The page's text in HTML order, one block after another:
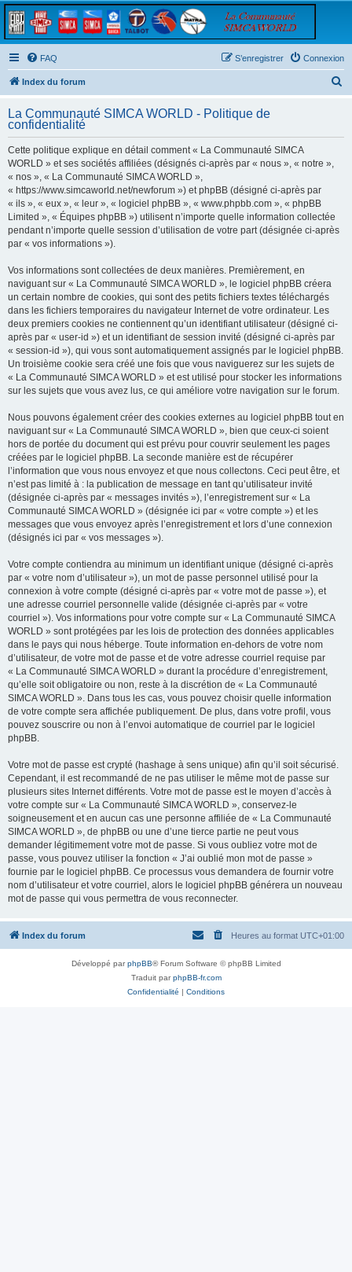
FAQ Connexion
S’enregistrer
Index du forum
h
La Communauté SIMCA WORLD - Politique de
confidentialité
Cette politique explique en détail comment « La Communauté SIMCA
WORLD » et ses sociétés affiliées (désignés ci-après par « nous », « notre »,
« nos », « La Communauté SIMCA WORLD »,
« https://www.simcaworld.net/newforum ») et phpBB (désigné ci-après par
« ils », « eux », « leur », « logiciel phpBB », « www.phpbb.com », « phpBB
Limited », « Équipes phpBB ») utilisent n’importe quelle information collectée
pendant n’importe quelle session d’utilisation de votre part (désignée ci-après
par « vos informations »).
Vos informations sont collectées de deux manières. Premièrement, en
naviguant sur « La Communauté SIMCA WORLD », le logiciel phpBB créera
un certain nombre de cookies, qui sont des petits fichiers textes téléchargés
dans les fichiers temporaires du navigateur Internet de votre ordinateur. Les
deux premiers cookies ne contiennent qu’un identifiant utilisateur (désigné ci-
après par « user-id ») et un identifiant de session invité (désigné ci-après par
« session-id »), qui vous sont automatiquement assignés par le logiciel phpBB.
Un troisième cookie sera créé une fois que vous naviguerez sur les sujets de
« La Communauté SIMCA WORLD » et est utilisé pour stocker les informations
sur les sujets que vous avez lus, ce qui améliore votre navigation sur le forum.
Nous pouvons également créer des cookies externes au logiciel phpBB tout en
naviguant sur « La Communauté SIMCA WORLD », bien que ceux-ci soient
hors de portée du document qui est prévu pour couvrir seulement les pages
créées par le logiciel phpBB. La seconde manière est de récupérer
l’information que vous nous envoyez et que nous collectons. Ceci peut être, et
n’est pas limité à : la publication de message en tant qu’utilisateur invité
(désignée ci-après par « messages invités »), l’enregistrement sur « La
Communauté SIMCA WORLD » (désignée ici par « votre compte ») et les
messages que vous envoyez après l’enregistrement et lors d’une connexion
(désignés ici par « vos messages »).
Votre compte contiendra au minimum un identifiant unique (désigné ci-après
par « votre nom d’utilisateur »), un mot de passe personnel utilisé pour la
connexion à votre compte (désigné ci-après par « votre mot de passe »), et
une adresse courriel personnelle valide (désignée ci-après par « votre
courriel »). Vos informations pour votre compte sur « La Communauté SIMCA
WORLD » sont protégées par les lois de protection des données applicables
dans le pays qui nous héberge. Toute information en-dehors de votre nom
d’utilisateur, de votre mot de passe et de votre adresse courriel requise par
« La Communauté SIMCA WORLD » durant la procédure d’enregistrement,
qu’elle soit obligatoire ou non, reste à la discrétion de « La Communauté
SIMCA WORLD ». Dans tous les cas, vous pouvez choisir quelle information
de votre compte sera affichée publiquement. De plus, dans votre profil, vous
pouvez souscrire ou non à l’envoi automatique de courriel par le logiciel
phpBB.
Votre mot de passe est crypté (hashage à sens unique) afin qu’il soit sécurisé.
Cependant, il est recommandé de ne pas utiliser le même mot de passe sur
plusieurs sites Internet différents. Votre mot de passe est le moyen d’accès à
votre compte sur « La Communauté SIMCA WORLD », conservez-le
soigneusement et en aucun cas une personne affiliée de « La Communauté
SIMCA WORLD », de phpBB ou une d’une tierce partie ne peut vous
demander légitimement votre mot de passe. Si vous oubliez votre mot de
passe, vous pouvez utiliser la fonction « J’ai oublié mon mot de passe »
fournie par le logiciel phpBB. Ce processus vous demandera de fournir votre
nom d’utilisateur et votre courriel, alors le logiciel phpBB générera un nouveau
mot de passe qui vous permettra de vous reconnecter.
Index du forum Heures au format UTC+01:00
Développé parphpBB® Forum Software © phpBB Limited
Traduit parphpBB-fr.com
Confidentialité | Conditions